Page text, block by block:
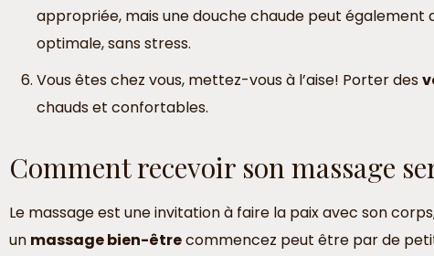
appropriée, mais une douche chaude peut
optimale, sans stress.
Vous êtes chez vous, mettez-vous à l’aise! Porter des
chauds et confortables.
Comment recevoir son massage
Le massage est une invitation à faire la paix avec son
un massage bien-êtrecommencez peut être par de